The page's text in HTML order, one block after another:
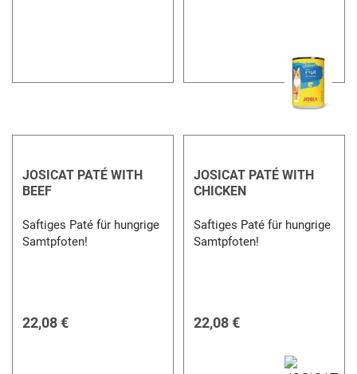
JOSICAT PATÉ WITH
BEEF
Saftiges Paté für hungrige
Samtpfoten!
22,08 €
JOSICAT PATÉ WITH
CHICKEN
Saftiges Paté für hungrige
Samtpfoten!
22,08 €